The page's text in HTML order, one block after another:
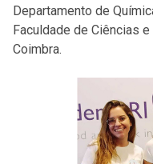
Departamento de
Faculdade de Ciências
Coimbra.